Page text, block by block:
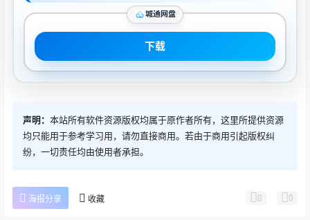
城通网盘
下载
声明： 本站所有软件资源版权均属于原作者所有，这里所提供资源
均只能用于参考学习用，请勿直接商用。若由于商用引起版权纠
纷，一切责任均由使用者承担。
海报分享 收藏 0 0